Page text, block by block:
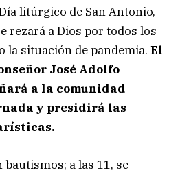
litúrgico de San Antonio,
rezará a Dios por todos los
la situación de pandemia. El
José Adolfo
a la comunidad
y presidirá las
bautismos; a las 11, se